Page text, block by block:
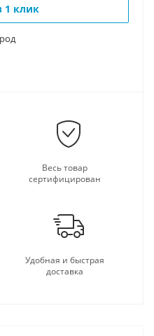
1 клик
Весь товар
сертифицирован
Удобная и быстрая
доставка